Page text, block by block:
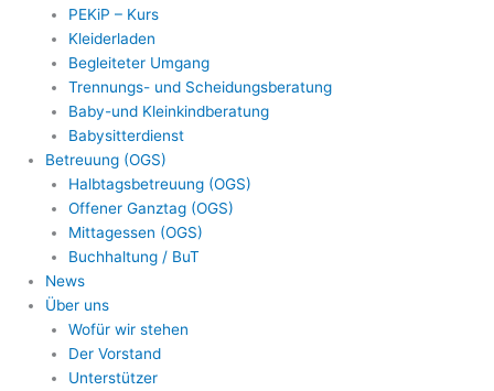
PEKiP – Kurs
Kleiderladen
Begleiteter Umgang
Trennungs- und Scheidungsberatung
Baby-und Kleinkindberatung
Babysitterdienst
Betreuung (OGS)
Halbtagsbetreuung (OGS)
Offener Ganztag (OGS)
Mittagessen (OGS)
Buchhaltung / BuT
News
Über uns
Wofür wir stehen
Der Vorstand
Unterstützer